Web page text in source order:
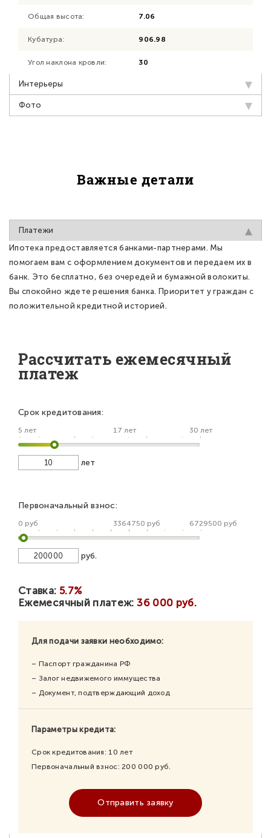
Общая высота: 7.06
Кубатура: 906.98
Угол наклона кровли: 30
Интерьеры
Фото
Важные детали
Платежи
Ипотека предоставляется банками-партнерами. Мы
помогаем вам с оформлением документов и передаем их в
банк. Это бесплатно, без очередей и бумажной волокиты.
Вы спокойно ждете решения банка. Приоритет у граждан с
положительной кредитной историей.
Рассчитать ежемесячный
платеж
Срок кредитования:
5 лет 17 лет 30 лет
лет
Первоначальный взнос:
0 руб 3364750 руб 6729500 руб
руб.
Ставка: 5.7%
Ежемесячный платеж:36 000 руб.
Для подачи заявки необходимо:
– Паспорт гражданина РФ
– Залог недвижемого иммущества
– Документ, подтверждающий доход
Параметры кредита:
Срок кредитования: 10 лет
Первоначальный взнос: 200 000 руб.
Отправить заявку